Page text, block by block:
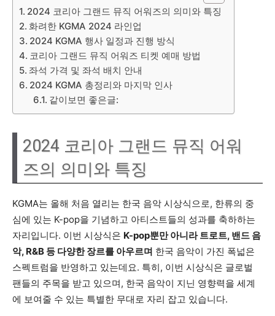
2024 코리아 그랜드 뮤직 어워즈의 의미와 특징
화려한 KGMA 2024 라인업
2024 KGMA 행사 일정과 진행 방식
코리아 그랜드 뮤직 어워즈 티켓 예매 방법
좌석 가격 및 좌석 배치 안내
2024 KGMA 총정리와 마지막 인사
같이보면 좋은글:
2024 코리아 그랜드 뮤직 어워
즈의 의미와 특징
KGMA는 올해 처음 열리는 한국 음악 시상식으로, 한류의 중
심에 있는 K-pop을 기념하고 아티스트들의 성과를 축하하는
자리입니다. 이번 시상식은 K-pop뿐만 아니라 트로트, 밴드 음
악, R&B 등 다양한 장르를 아우르며 한국 음악이 가진 폭넓은
스펙트럼을 반영하고 있는데요. 특히, 이번 시상식은 글로벌
팬들의 주목을 받고 있으며, 한국 음악이 지닌 영향력을 세계
에 보여줄 수 있는 특별한 무대로 자리 잡고 있습니다.